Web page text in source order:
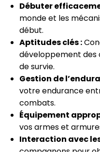
Débuter
monde et les
début.
Aptitudes clés :
développement
de survie.
Gestion de
votre endurance
combats.
Équipement
vos armes et
Interaction avec les